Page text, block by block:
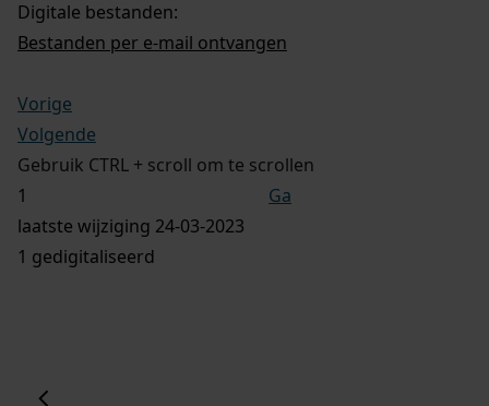
Digitale bestanden:
Bestanden per e-mail ontvangen
Vorige
Volgende
Gebruik CTRL + scroll om te scrollen
Ga
laatste wijziging 24-03-2023
1 gedigitaliseerd